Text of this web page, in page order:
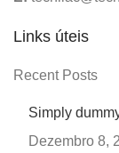
Links úteis
Recent Posts
Simply
Dezembro 8,